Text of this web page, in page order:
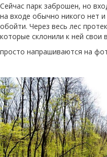
Сейчас парк заброшен, но
на входе обычно никого нет
обойти. Через весь лес
которые склонили к ней свои
просто напрашиваются на